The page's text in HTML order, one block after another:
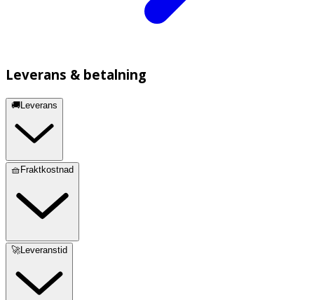
Leverans & betalning
🚚Leverans
🧺Fraktkostnad
🚀Leveranstid